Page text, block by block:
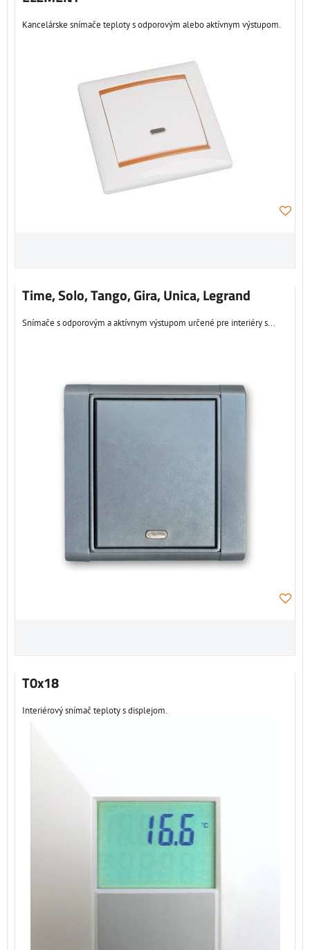
Kancelárske snímače teploty s odporovým alebo aktívnym výstupom.
Time, Solo, Tango, Gira, Unica, Legrand
Snímače s odporovým a aktívnym výstupom určené pre interiéry s...
T0x18
Interiérový snímač teploty s displejom.